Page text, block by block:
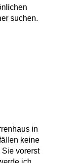
suchen.
in
keine
Sie vorerst